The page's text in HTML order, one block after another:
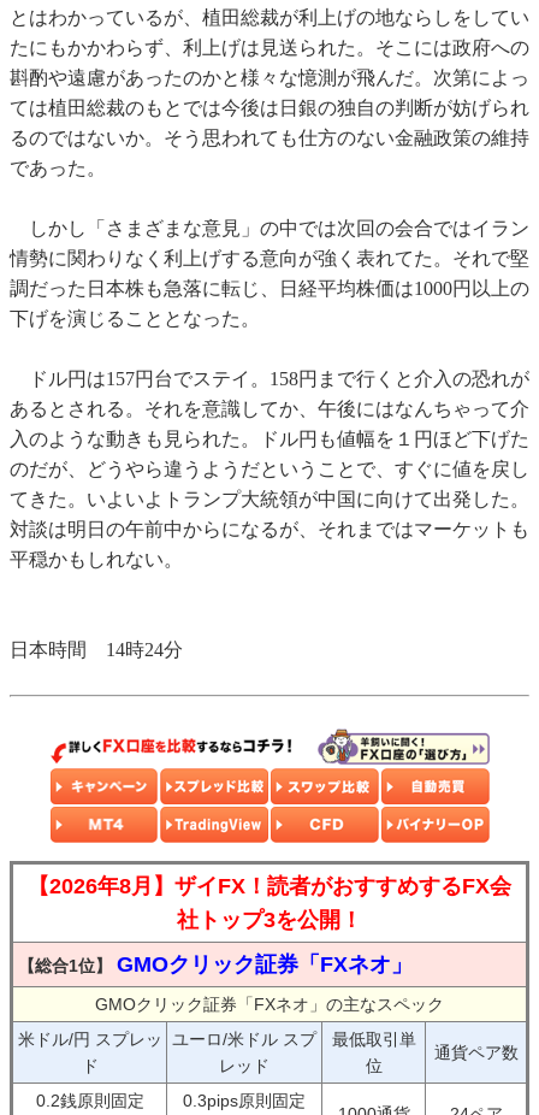
とはわかっているが、植田総裁が利上げの地ならしをしてい
たにもかかわらず、利上げは見送られた。そこには政府への
斟酌や遠慮があったのかと様々な憶測が飛んだ。次第によっ
ては植田総裁のもとでは今後は日銀の独自の判断が妨げられ
るのではないか。そう思われても仕方のない金融政策の維持
であった。
しかし「さまざまな意見」の中では次回の会合ではイラン
情勢に関わりなく利上げする意向が強く表れてた。それで堅
調だった日本株も急落に転じ、日経平均株価は1000円以上の
下げを演じることとなった。
ドル円は157円台でステイ。158円まで行くと介入の恐れが
あるとされる。それを意識してか、午後にはなんちゃって介
入のような動きも見られた。ドル円も値幅を１円ほど下げた
のだが、どうやら違うようだということで、すぐに値を戻し
てきた。いよいよトランプ大統領が中国に向けて出発した。
対談は明日の午前中からになるが、それまではマーケットも
平穏かもしれない。
日本時間 14時24分
【2026年8月】ザイFX！読者がおすすめするFX会
社トップ3を公開！
【総合1位】 GMOクリック証券「FXネオ」
GMOクリック証券「FXネオ」の主なスペック
米ドル/円 スプレッ
ド
ユーロ/米ドル スプ
レッド
最低取引単
位
通貨ペア数
0.2銭原則固定 0.3pips原則固定